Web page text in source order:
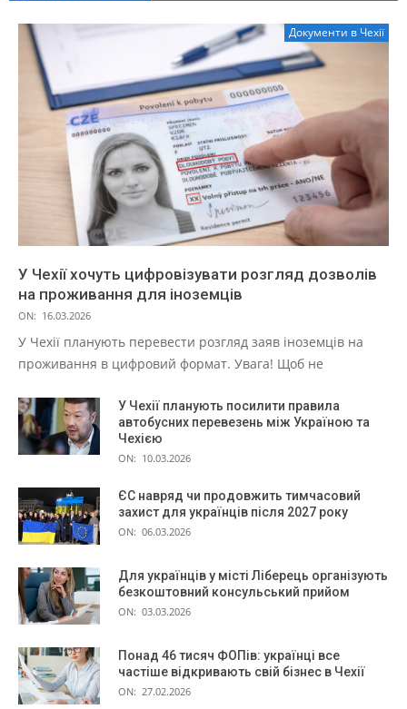
Документи в Чехії
У Чехії хочуть цифровізувати розгляд дозволів
на проживання для іноземців
ON: 16.03.2026
У Чехії планують перевести розгляд заяв іноземців на
проживання в цифровий формат. Увага! Щоб не
У Чехії планують посилити правила
автобусних перевезень між Україною та
Чехією
ON: 10.03.2026
ЄС навряд чи продовжить тимчасовий
захист для українців після 2027 року
ON: 06.03.2026
Для українців у місті Ліберець організують
безкоштовний консульський прийом
ON: 03.03.2026
Понад 46 тисяч ФОПів: українці все
частіше відкривають свій бізнес в Чехії
ON: 27.02.2026